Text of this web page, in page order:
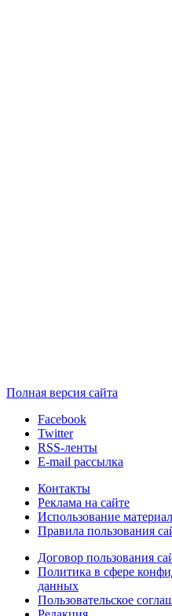
Полная версия сайта
Facebook
Twitter
RSS-ленты
E-mail рассылка
Контакты
Реклама на сайте
Использование
Правила пользования
Договор пользования
Политика в сфере
данных
Пользовательское